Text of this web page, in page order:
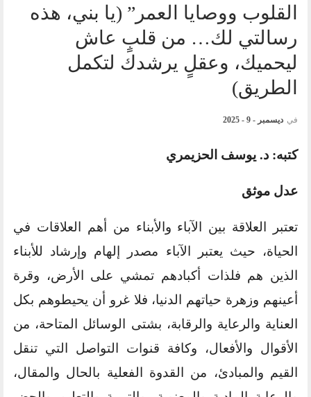
القلوب ووصايا العمر” (يا بني، هذه
رسالتي لك… من قلبٍ عاش
ليحميك، وعقلٍ يرشدك لتكمل
الطريق)
في ديسمبر - 9 - 2025
كتبه: د. يوسف الحزيمري
عدل موثق
تعتبر العلاقة بين الآباء والأبناء من أهم العلاقات في
الحياة، حيث يعتبر الآباء مصدر إلهام وإرشاد للأبناء
الذين هم فلذات أكبادهم تمشي على الأرض، وقرة
أعينهم وزهرة حياتهم الدنيا، فلا غرو أن يحيطوهم بكل
العناية والرعاية والرقابة، بشتى الوسائل المتاحة، من
الأقوال والأفعال، وكافة قنوات التواصل التي تنقل
القيم والمبادئ، من القدوة الفعلية بالحال والمقال،